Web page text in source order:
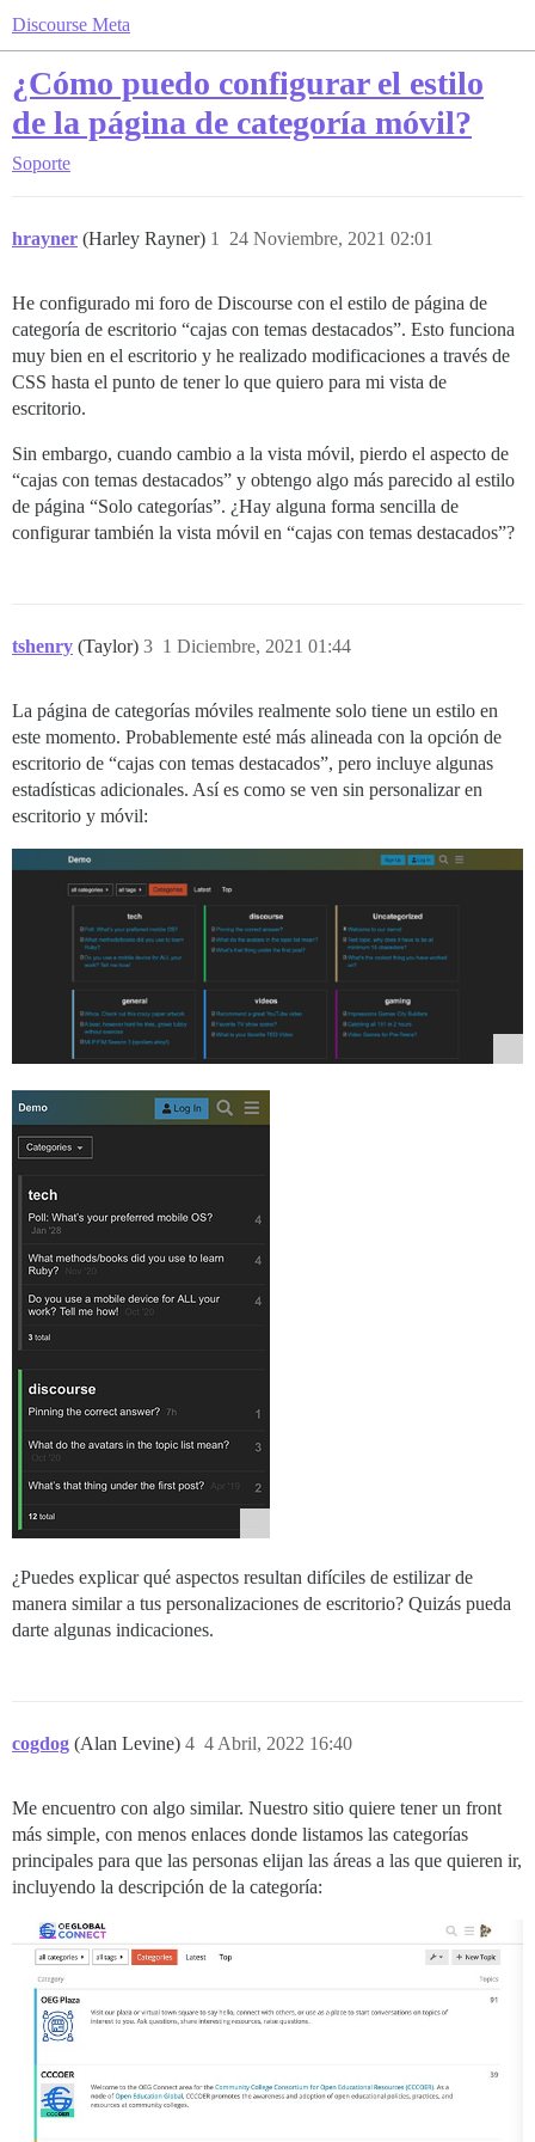
Discourse Meta
¿Cómo puedo configurar el estilo
de la página de categoría móvil?
Soporte
hrayner (Harley Rayner) 24 Noviembre, 2021 02:01
1
He configurado mi foro de Discourse con el estilo de página de
categoría de escritorio “cajas con temas destacados”. Esto funciona
muy bien en el escritorio y he realizado modificaciones a través de
CSS hasta el punto de tener lo que quiero para mi vista de
escritorio.
Sin embargo, cuando cambio a la vista móvil, pierdo el aspecto de
“cajas con temas destacados” y obtengo algo más parecido al estilo
de página “Solo categorías”. ¿Hay alguna forma sencilla de
configurar también la vista móvil en “cajas con temas destacados”?
tshenry (Taylor) 1 Diciembre, 2021 01:44
3
La página de categorías móviles realmente solo tiene un estilo en
este momento. Probablemente esté más alineada con la opción de
escritorio de “cajas con temas destacados”, pero incluye algunas
estadísticas adicionales. Así es como se ven sin personalizar en
escritorio y móvil:
¿Puedes explicar qué aspectos resultan difíciles de estilizar de
manera similar a tus personalizaciones de escritorio? Quizás pueda
darte algunas indicaciones.
cogdog (Alan Levine) 4 Abril, 2022 16:40
4
Me encuentro con algo similar. Nuestro sitio quiere tener un front
más simple, con menos enlaces donde listamos las categorías
principales para que las personas elijan las áreas a las que quieren ir,
incluyendo la descripción de la categoría: